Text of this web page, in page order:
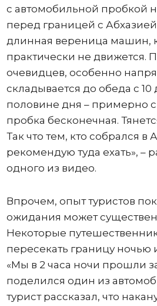
с автомобильной пробкой
перед границей с
длинная вереница машин,
практически не движется.
очевидцев, особенно
складывается до обеда с 10
половине дня – примерно с
пробка бесконечная.
Так что тем, кто собрался в
рекомендую туда ехать», –
одного из видео.
Впрочем, опыт туристов
ожидания может
Некоторые
пересекать границу
«Мы в 2 часа ночи прошли за
поделился один из
турист рассказал, что